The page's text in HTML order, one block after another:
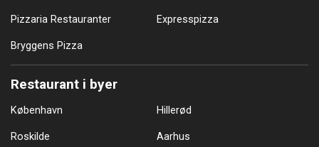
Pizzaria Restauranter Expresspizza
Bryggens Pizza
Restaurant i byer
København Hillerød
Roskilde Aarhus